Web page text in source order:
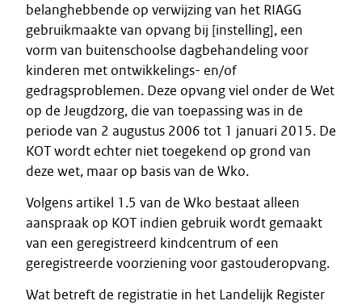
belanghebbende op verwijzing van het RIAGG
gebruikmaakte van opvang bij [instelling], een
vorm van buitenschoolse dagbehandeling voor
kinderen met ontwikkelings- en/of
gedragsproblemen. Deze opvang viel onder de Wet
op de Jeugdzorg, die van toepassing was in de
periode van 2 augustus 2006 tot 1 januari 2015. De
KOT wordt echter niet toegekend op grond van
deze wet, maar op basis van de Wko.
Volgens artikel 1.5 van de Wko bestaat alleen
aanspraak op KOT indien gebruik wordt gemaakt
van een geregistreerd kindcentrum of een
geregistreerde voorziening voor gastouderopvang.
Wat betreft de registratie in het Landelijk Register